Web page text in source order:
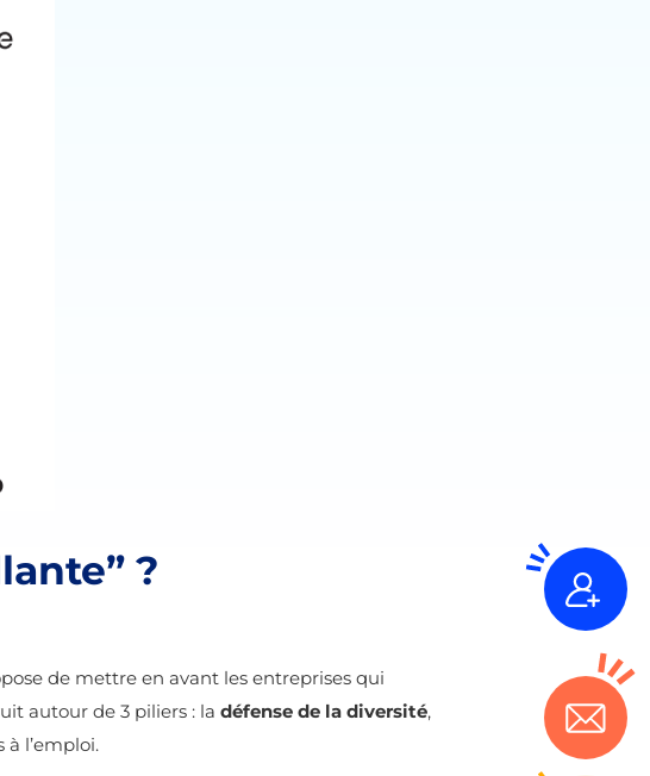
?
de mettre en avant les entreprises qui
autour de 3 piliers : la défense de la diversité,
à l’emploi.